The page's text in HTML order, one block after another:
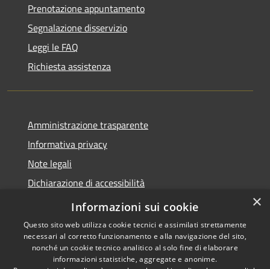
Prenotazione appuntamento
Segnalazione disservizio
Leggi le FAQ
Richiesta assistenza
Amministrazione trasparente
Informativa privacy
Note legali
Dichiarazione di accessibilità
Feedback accessibilità
Copyright © 2026 • Città di
×
Informazioni sui cookie
Questo sito web utilizza cookie tecnici e assimilati strettamente
necessari al corretto funzionamento e alla navigazione del sito,
nonché un cookie tecnico analitico al solo fine di elaborare
informazioni statistiche, aggregate e anonime.